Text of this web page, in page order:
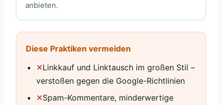
anbieten.
Diese Praktiken vermeiden
Linkkauf und Linktausch im großen Stil –
verstoßen gegen die Google-Richtlinien
Spam-Kommentare, minderwertige